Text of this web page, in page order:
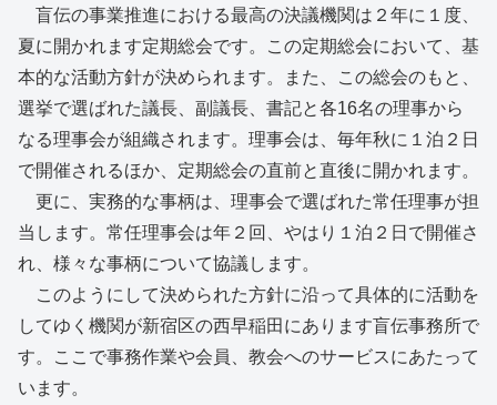
盲伝の事業推進における最高の決議機関は２年に１度、
夏に開かれます定期総会です。この定期総会において、基
本的な活動方針が決められます。また、この総会のもと、
選挙で選ばれた議長、副議長、書記と各16名の理事から
なる理事会が組織されます。理事会は、毎年秋に１泊２日
で開催されるほか、定期総会の直前と直後に開かれます。
更に、実務的な事柄は、理事会で選ばれた常任理事が担
当します。常任理事会は年２回、やはり１泊２日で開催さ
れ、様々な事柄について協議します。
このようにして決められた方針に沿って具体的に活動を
してゆく機関が新宿区の西早稲田にあります盲伝事務所で
す。ここで事務作業や会員、教会へのサービスにあたって
います。